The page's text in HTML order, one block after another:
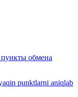
обмена
punktlarni aniqlab